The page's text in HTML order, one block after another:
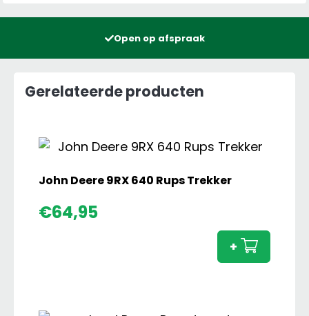
Open op afspraak
Gerelateerde producten
John Deere 9RX 640 Rups Trekker
€64,95
640
+